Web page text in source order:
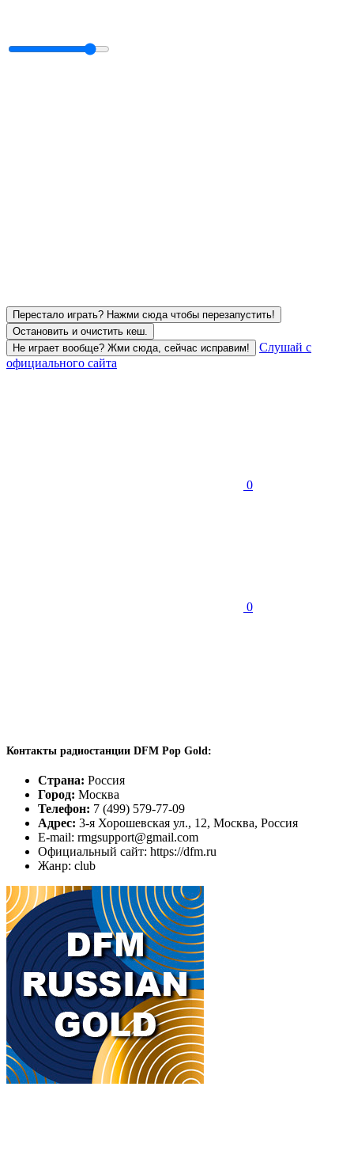
Перестало играть? Нажми сюда чтобы перезапустить!
Остановить и очистить кеш.
Не играет вообще? Жми сюда, сейчас исправим!
Слушай с
официального сайта
0
0
Контакты радиостанции DFM Pop Gold:
Страна: Россия
Город: Москва
Телефон: 7 (499) 579-77-09
Адрес: 3-я Хорошевская ул., 12, Москва, Россия
E-mail: rmgsupport@gmail.com
Официальный сайт: https://dfm.ru
Жанр: club